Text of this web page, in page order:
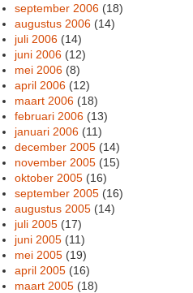
september 2006 (18)
augustus 2006 (14)
juli 2006 (14)
juni 2006 (12)
mei 2006 (8)
april 2006 (12)
maart 2006 (18)
februari 2006 (13)
januari 2006 (11)
december 2005 (14)
november 2005 (15)
oktober 2005 (16)
september 2005 (16)
augustus 2005 (14)
juli 2005 (17)
juni 2005 (11)
mei 2005 (19)
april 2005 (16)
maart 2005 (18)